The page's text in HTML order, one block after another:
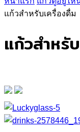
แก้วสำหรับเครื่องดื่ม
แก้วสำหรั